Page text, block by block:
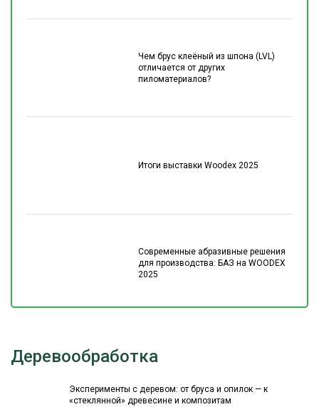
Чем брус клеёный из шпона (LVL)
отличается от других
пиломатериалов?
Итоги выставки Woodex 2025
Современные абразивные решения
для производства: БАЗ на WOODEX
2025
Деревообработка
Эксперименты с деревом: от бруса и опилок — к
«стеклянной» древесине и композитам